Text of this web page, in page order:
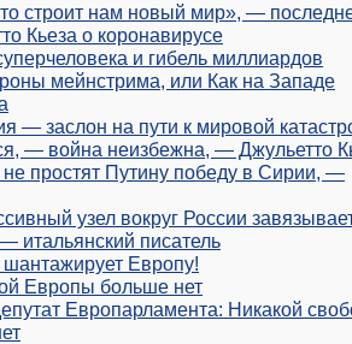
строит нам новый мир», —
Кьеза о коронавирусе
и гибель миллиардов
мейнстрима, или Как на Западе
— заслон на пути к мировой
— война неизбежна, — Джульетто
простят Путину победу в Сирии, —
узел вокруг России
итальянский писатель
Европу!
Европы больше нет
Европарламента: Никакой